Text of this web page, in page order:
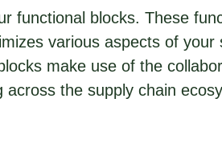
functional blocks. These
various aspects of
make use of the
the supply chain